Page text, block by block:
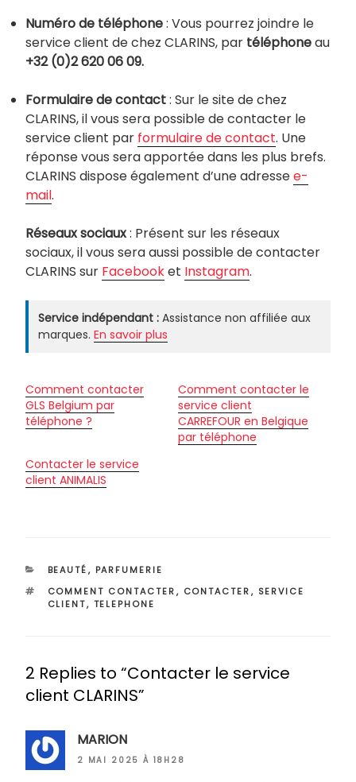
Numéro de téléphone: Vous pourrez joindre le
service client de chez CLARINS, par téléphoneau
+32 (0)2 620 06 09.
Formulaire de contact: Sur le site de chez
CLARINS, il vous sera possible de contacter le
service client par formulaire de contact. Une
réponse vous sera apportée dans les plus brefs.
CLARINS dispose également d’une adressee-
mail.
Réseaux sociaux: Présent sur les réseaux
sociaux, il vous sera aussi possible de contacter
CLARINS sur Facebooket Instagram.
Service indépendant : Assistance non affiliée aux
marques. En savoir plus
Comment contacter
GLS Belgium par
téléphone ?
Comment contacter le
service client
CARREFOUR en Belgique
par téléphone
Contacter le service
client ANIMALIS
CATÉGORIES
BEAUTÉ, PARFUMERIE
ÉTIQUETTES
COMMENT CONTACTER, CONTACTER, SERVICE
CLIENT, TELEPHONE
2 Replies to “Contacter le service
client CLARINS”
MARION
2 MAI 2025 À 18H28